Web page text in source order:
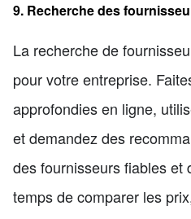
9. Recherche des
La recherche de
pour votre entreprise.
approfondies en ligne,
et demandez des
des fournisseurs fiables et
temps de comparer les